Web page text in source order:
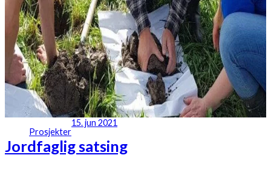
Prosjekter
15. jun 2021
Jordfaglig satsing